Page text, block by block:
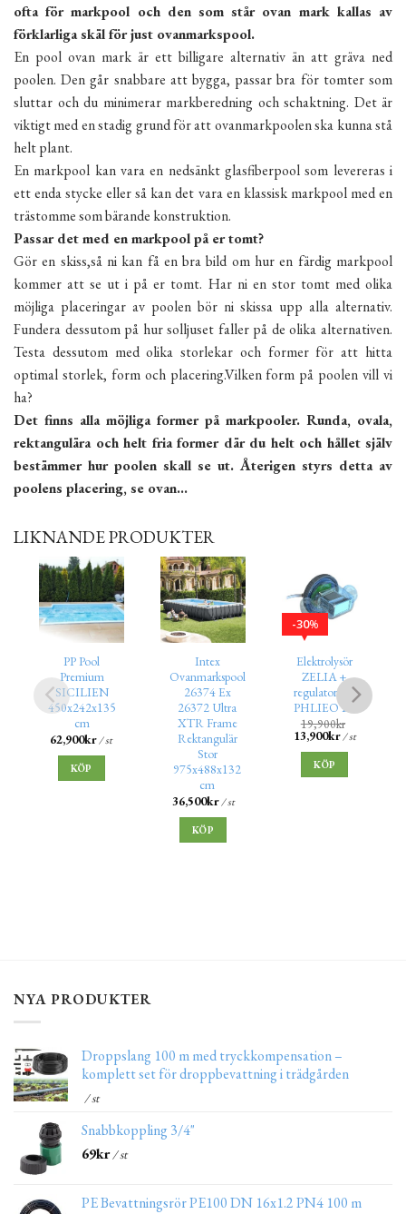
ofta för markpool och den som står ovan mark kallas av
förklarliga skäl för just ovanmarkspool.
En pool ovan mark är ett billigare alternativ än att gräva ned
poolen. Den går snabbare att bygga, passar bra för tomter som
sluttar och du minimerar markberedning och schaktning. Det är
viktigt med en stadig grund för att ovanmarkpoolen ska kunna stå
helt plant.
En markpool kan vara en nedsänkt glasfiberpool som levereras i
ett enda stycke eller så kan det vara en klassisk markpool med en
trästomme som bärande konstruktion.
Passar det med en markpool på er tomt?
Gör en skiss,så ni kan få en bra bild om hur en färdig markpool
kommer att se ut i på er tomt. Har ni en stor tomt med olika
möjliga placeringar av poolen bör ni skissa upp alla alternativ.
Fundera dessutom på hur solljuset faller på de olika alternativen.
Testa dessutom med olika storlekar och former för att hitta
optimal storlek, form och placering.Vilken form på poolen vill vi
ha?
Det finns alla möjliga former på markpooler. Runda, ovala,
rektangulära och helt fria former där du helt och hållet själv
bestämmer hur poolen skall se ut. Återigen styrs detta av
poolens placering, se ovan…
LIKNANDE PRODUKTER
PP Pool
Premium
SICILIEN
450x242x135
cm
62,900kr/ st
KÖP
Intex
Ovanmarkspool
26374 Ex
26372 Ultra
XTR Frame
Rektangulär
Stor
975x488x132
cm
36,500kr/ st
KÖP
%
30
Elektrolysör
ZELIA +
regulator PH
PHLIEO LT
19,900kr
13,900kr/ st
KÖP
NYA PRODUKTER
Droppslang 100 m med tryckkompensation –
komplett set för droppbevattning i trädgården
/ st
Snabbkoppling 3/4"
69kr/ st
PE Bevattningsrör PE100 DN 16x1.2 PN4 100 m